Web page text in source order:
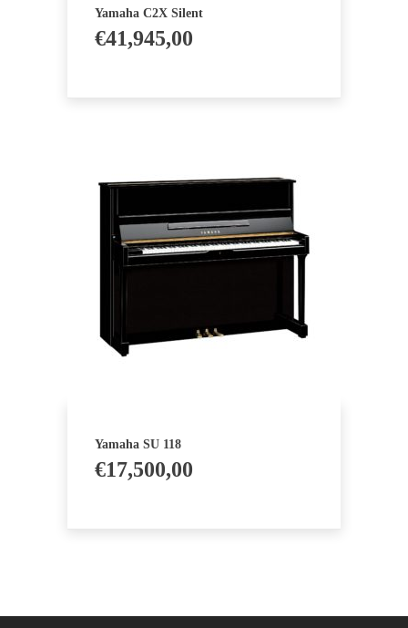
Yamaha C2X Silent
€41,945,00
Yamaha SU 118
€17,500,00